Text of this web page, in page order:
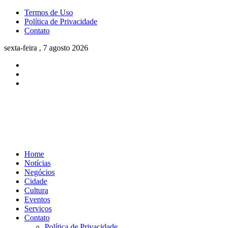
Termos de Uso
Política de Privacidade
Contato
sexta-feira , 7 agosto 2026
Home
Notícias
Negócios
Cidade
Cultura
Eventos
Serviços
Contato